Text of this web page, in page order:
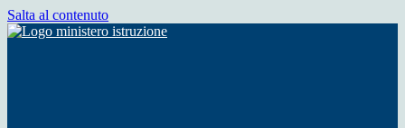
Salta al contenuto